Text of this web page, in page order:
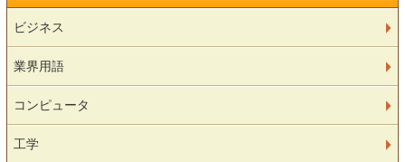
ビジネス
業界用語
コンピュータ
工学